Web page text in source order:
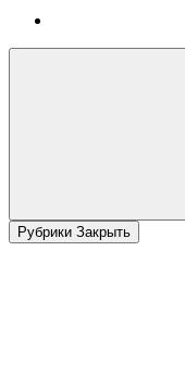
Рубрики Закрыть